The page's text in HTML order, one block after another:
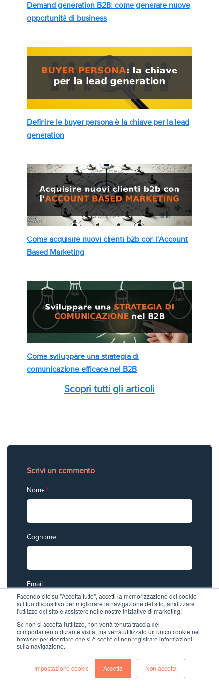
Facendo clic su "Accetta tutto", accetti la memorizzazione dei cookie
sul tuo dispositivo per migliorare la navigazione del sito, analizzare
l'utilizzo del sito e assistere nelle nostre iniziative di marketing.
Se non si accetta l'utilizzo, non verrà tenuta traccia del
comportamento durante visita, ma verrà utilizzato un unico cookie nel
browser per ricordare che si è scelto di non registrare informazioni
sulla navigazione.
Impostazione cookie Accetta Non accetta
Demand generation B2B: come generare nuove
opportunità di business
Definire le buyer persona è la chiave per la lead
generation
Come acquisire nuovi clienti b2b con l’Account
Based Marketing
Come sviluppare una strategia di
comunicazione efficace nel B2B
Scopri tutti gli articoli
Scrivi un commento
Nome*
Cognome
Email *
Commento *